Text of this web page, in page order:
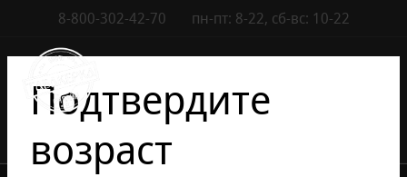
8-800-302-42-70 пн-пт: 8-22, сб-вс: 10-22
Подтвердите
возраст